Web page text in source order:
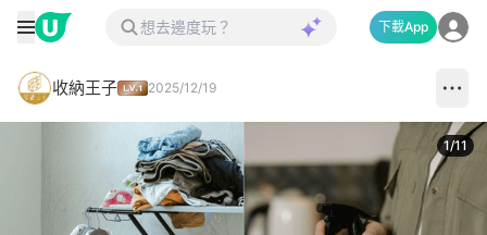
下載App
收納王子 2025/12/19
1/11